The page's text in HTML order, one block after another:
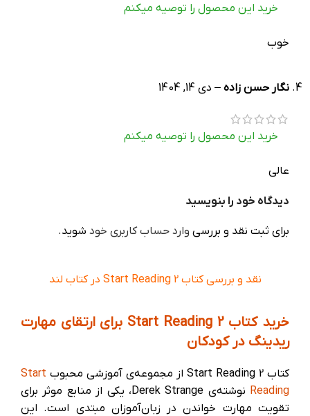
خرید این محصول را توصیه میکنم
خوب
نگار حسن زاده – دی 14, 1404
خرید این محصول را توصیه میکنم
عالی
دیدگاه خود را بنویسید
برای ثبت نقد و بررسی وارد حساب کاربری خود شوید.
نقد و بررسی کتاب Start Reading 2 در کتاب لند
خرید کتاب Start Reading 2 برای ارتقای مهارت
ریدینگ در کودکان
کتاب Start Reading 2 از مجموعه‌ی آموزشی محبوب
Start
Reading
نوشته‌ی Derek Strange، یکی از منابع موثر برای
تقویت مهارت خواندن در زبان‌آموزان مبتدی است. این